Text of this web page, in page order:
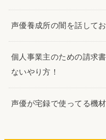
声優養成所の闇を話して
個人事業主のための請求
ないやり方！
声優が宅録で使ってる機